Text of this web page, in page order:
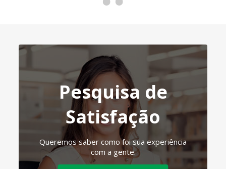
Pesquisa de
Satisfação
Queremos saber como foi sua experiência
com a gente.